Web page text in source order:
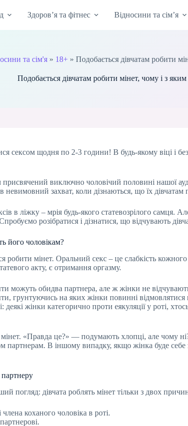
Здоров’я та фітнес Відносини та сім’я
та сім'я» 18+» Подобається дівчатам робити
Подобається дівчатам робити мінет, чому і з
сексом щодня по 2-3 години! В будь-якому віці і
присвячений виключно чоловічий половині нашої
невимовний захват, коли дізнаються, що їх дівчатам
в ліжку – мрія будь-якого статевозрілого самця.
розібратися і дізнатися, що відчувають
його чоловікам?
робити мінет. Оральний секс – це слабкість
акту, є отримання оргазму.
можуть обидва партнера, але ж жінки не
грунтуючись на яких жінки повинні
жінки категорично проти еякуляції у роті,
«Правда це?» — подумають хлопці, але чому
партнерам. В іншому випадку, якщо жінка буде
погляд: дівчата роблять мінет тільки з двох
коханого чоловіка в роті.